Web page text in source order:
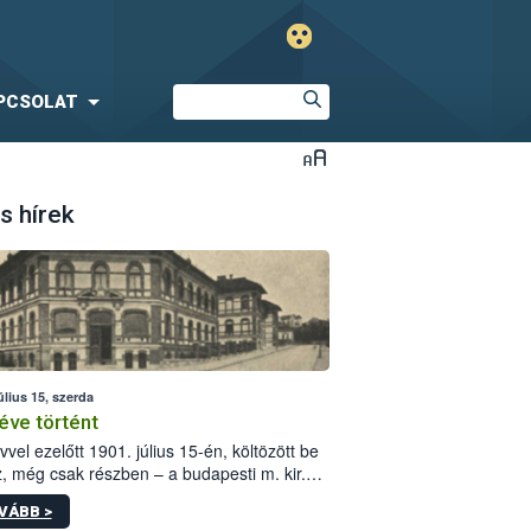
hírek
15, szerda
történt
ezelőtt 1901. július 15-én, költözött be
még csak részben – a budapesti m. kir.
állomás a Kis Rókus utca
alatti, Czigler Győző által tervezett új
>